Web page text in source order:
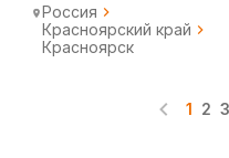
Россия
Красноярский край
Красноярск
1 2 3